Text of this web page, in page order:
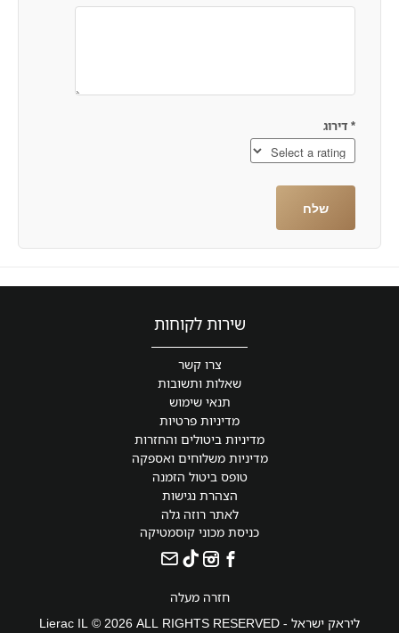
* דירוג
שירות לקוחות
צרו קשר
שאלות ותשובות
תנאי שימוש
מדיניות פרטיות
מדיניות ביטולים והחזרות
מדיניות משלוחים ואספקה
טופס ביטול הזמנה
הצהרת נגישות
לאתר רוזה גלה
כניסת מכוני קוסמטיקה
חזרה מעלה
ליראק ישראל - Lierac IL © 2026 ALL RIGHTS RESERVED